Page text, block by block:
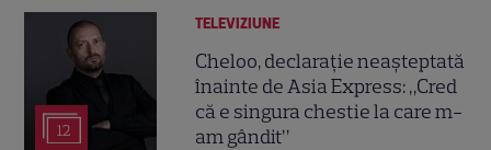
12
TELEVIZIUNE
Cheloo, declarație neașteptată
înainte de Asia Express: „Cred
că e singura chestie la care m-
am gândit”